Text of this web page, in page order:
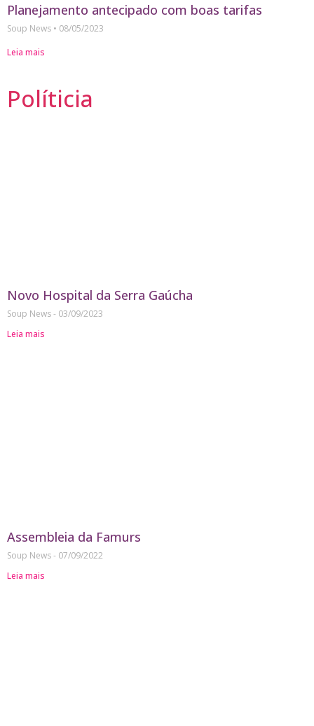
Planejamento antecipado com boas tarifas
Soup News
08/05/2023
Leia mais
Políticia
Novo Hospital da Serra Gaúcha
Soup News
03/09/2023
Leia mais
Assembleia da Famurs
Soup News
07/09/2022
Leia mais